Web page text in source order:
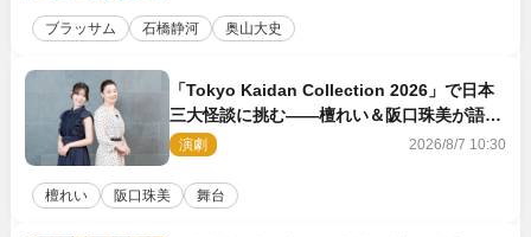
ブラッサム 石橋静河 奥山大史
「Tokyo Kaidan Collection 2026」で日本
三大怪談に挑む――檀れい＆阪口珠美が語る
「牡丹灯籠」の新たな魅力
演劇 2026/8/7 10:30
檀れい 阪口珠美 舞台